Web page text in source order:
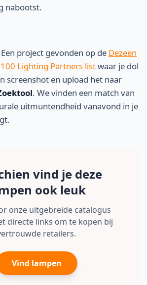
nabootst.
Een project gevonden op de Dezeen
Lighting Partners listwaar je dol
screenshot en upload het naar
. We vinden een match van
uitmuntendheid vanavond in je
vind je deze
ook leuk
onze uitgebreide catalogus
directe links om te kopen bij
retailers.
Vind lampen